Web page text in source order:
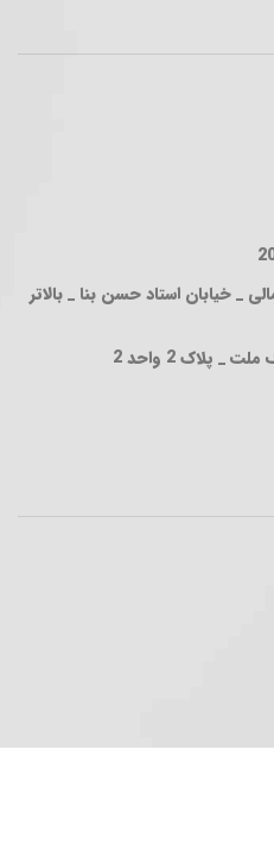
_ خیابان استاد حسن بنا _ بالاتر
پلاک 2 واحد 2